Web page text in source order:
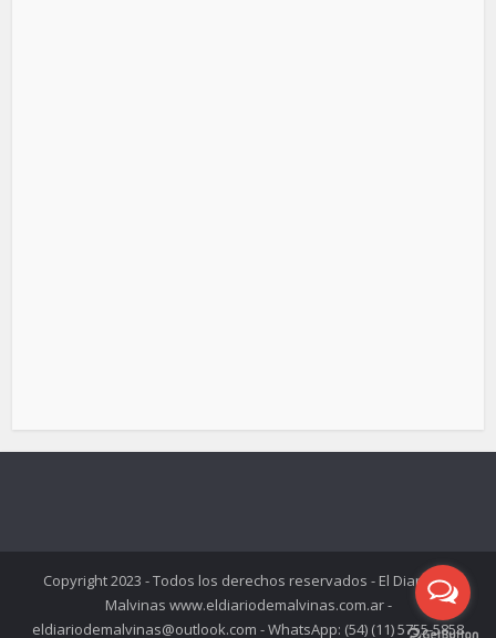
Copyright 2023 - Todos los derechos reservados - El Diario de
Malvinas www.eldiariodemalvinas.com.ar -
eldiariodemalvinas@outlook.com - WhatsApp: (54) (11) 5755-5858